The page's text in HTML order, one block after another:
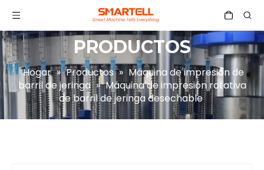
PRODUCTOS
Hogar » Productos » Máquina de impresión de
barril de jeringa » Máquina de impresión rotativa
de barril de jeringa desechable